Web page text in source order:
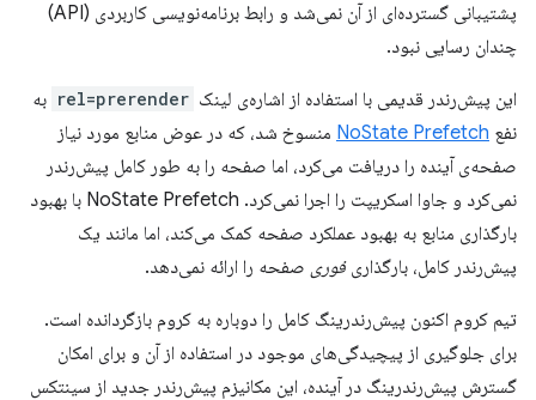
پشتیبانی گسترده‌ای از آن نمی‌شد و رابط برنامه‌نویسی کاربردی (API)
چندان رسایی نبود.
این پیش‌رندر قدیمی با استفاده از اشاره‌ی لینک rel=prerender به
نفع NoState Prefetch منسوخ شد، که در عوض منابع مورد نیاز
صفحه‌ی آینده را دریافت می‌کرد، اما صفحه را به طور کامل پیش‌رندر
نمی‌کرد و جاوا اسکریپت را اجرا نمی‌کرد. NoState Prefetch با بهبود
بارگذاری منابع به بهبود عملکرد صفحه کمک می‌کند، اما مانند یک
پیش‌رندر کامل، بارگذاریفوری صفحه را ارائه نمی‌دهد.
تیم کروم اکنون پیش‌رندرینگ کامل را دوباره به کروم بازگردانده است.
برای جلوگیری از پیچیدگی‌های موجود در استفاده از آن و برای امکان
گسترش پیش‌رندرینگ در آینده، این مکانیزم پیش‌رندر جدید از سینتکس